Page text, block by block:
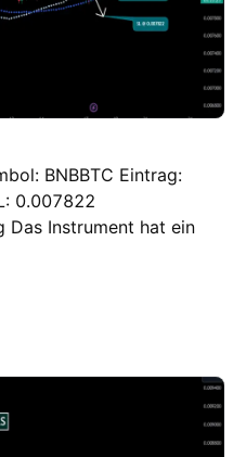
BNBBTC Eintrag:
0.007822
Das Instrument hat ein
Unterstützungsniveau
Für den Fall,
Mittelwertumkehr und